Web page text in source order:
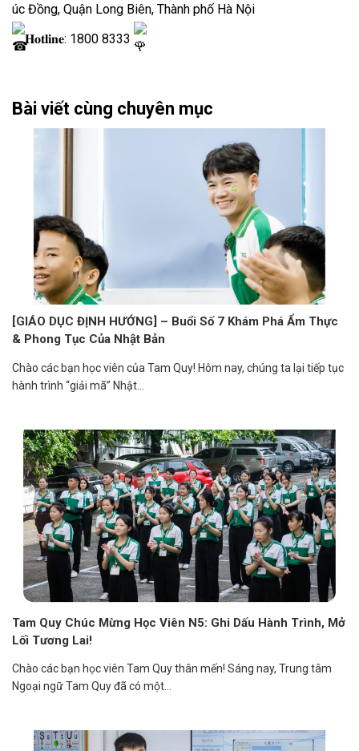
úc Đồng, Quận Long Biên, Thành phố Hà Nội
𝐇𝐨𝐭𝐥𝐢𝐧𝐞: 1800 8333
Bài viết cùng chuyên mục
[GIÁO DỤC ĐỊNH HƯỚNG] – Buổi Số 7 Khám Phá Ẩm Thực
& Phong Tục Của Nhật Bản
Chào các bạn học viên của Tam Quy! Hôm nay, chúng ta lại tiếp tục
hành trình “giải mã” Nhật...
Tam Quy Chúc Mừng Học Viên N5: Ghi Dấu Hành Trình, Mở
Lối Tương Lai!
Chào các bạn học viên Tam Quy thân mến! Sáng nay, Trung tâm
Ngoại ngữ Tam Quy đã có một...